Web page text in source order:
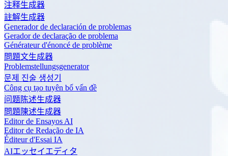
注释生成器
註解生成器
Generador de declaración de problemas
Gerador de declaração de problema
Générateur d'énoncé de problème
問題文生成器
Problemstellungsgenerator
문제 진술 생성기
Công cụ tạo tuyên bố vấn đề
问题陈述生成器
問題陳述生成器
Editor de Ensayos AI
Editor de Redação de IA
Éditeur d'Essai IA
AIエッセイエディタ